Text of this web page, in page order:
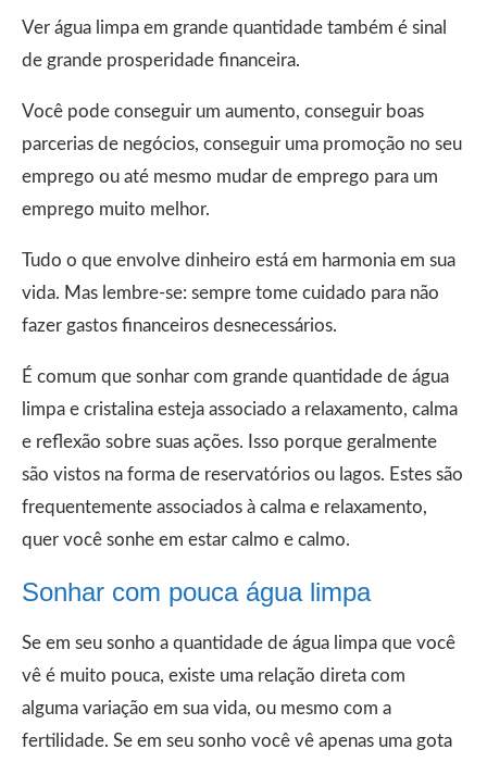
Ver água limpa em grande quantidade também é sinal
de grande prosperidade financeira.
Você pode conseguir um aumento, conseguir boas
parcerias de negócios, conseguir uma promoção no seu
emprego ou até mesmo mudar de emprego para um
emprego muito melhor.
Tudo o que envolve dinheiro está em harmonia em sua
vida. Mas lembre-se: sempre tome cuidado para não
fazer gastos financeiros desnecessários.
É comum que sonhar com grande quantidade de água
limpa e cristalina esteja associado a relaxamento, calma
e reflexão sobre suas ações. Isso porque geralmente
são vistos na forma de reservatórios ou lagos. Estes são
frequentemente associados à calma e relaxamento,
quer você sonhe em estar calmo e calmo.
Sonhar com pouca água limpa
Se em seu sonho a quantidade de água limpa que você
vê é muito pouca, existe uma relação direta com
alguma variação em sua vida, ou mesmo com a
fertilidade. Se em seu sonho você vê apenas uma gota